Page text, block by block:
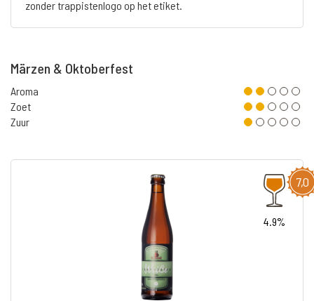
zonder trappistenlogo op het etiket.
Märzen & Oktoberfest
Aroma
Zoet
Zuur
7,0
4.9%